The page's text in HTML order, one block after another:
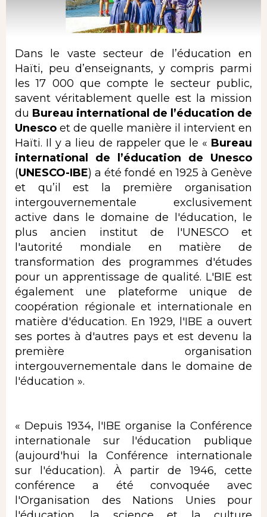
Dans le vaste secteur de l’éducation en
Haïti, peu d’enseignants, y compris parmi
les 17 000 que compte le secteur public,
savent véritablement quelle est la mission
du Bureau international de l’éducation de
Unesco et de quelle manière il intervient en
Haïti. Il y a lieu de rappeler que le « Bureau
international de l’éducation de Unesco
(UNESCO-IBE) a été fondé en 1925 à Genève
et qu’il est la première organisation
intergouvernementale exclusivement
active dans le domaine de l'éducation, le
plus ancien institut de l'UNESCO et
l'autorité mondiale en matière de
transformation des programmes d'études
pour un apprentissage de qualité. L'BIE est
également une plateforme unique de
coopération régionale et internationale en
matière d'éducation. En 1929, l'IBE a ouvert
ses portes à d'autres pays et est devenu la
première organisation
intergouvernementale dans le domaine de
l'éducation ».
« Depuis 1934, l'IBE organise la Conférence
internationale sur l'éducation publique
(aujourd'hui la Conférence internationale
sur l'éducation). À partir de 1946, cette
conférence a été convoquée avec
l'Organisation des Nations Unies pour